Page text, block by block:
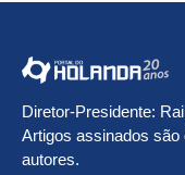
Diretor-Presidente:
Artigos assinados são
autores.